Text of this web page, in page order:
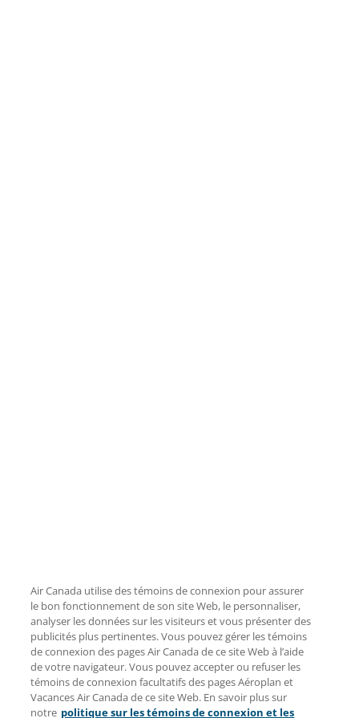
Air Canada utilise des témoins de connexion pour assurer
le bon fonctionnement de son site Web, le personnaliser,
analyser les données sur les visiteurs et vous présenter des
publicités plus pertinentes. Vous pouvez gérer les témoins
de connexion des pages Air Canada de ce site Web à l’aide
de votre navigateur. Vous pouvez accepter ou refuser les
témoins de connexion facultatifs des pages Aéroplan et
Vacances Air Canada de ce site Web. En savoir plus sur
notre politique sur les témoins de connexion et les